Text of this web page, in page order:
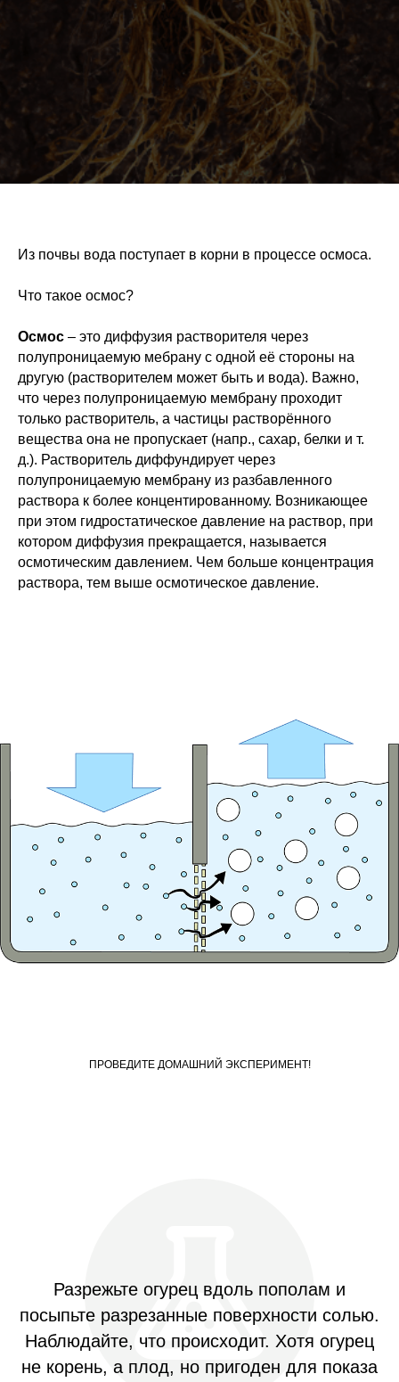
Из почвы вода поступает в корни в процессе осмоса.
Что такое осмос?
Осмос – это диффузия растворителя через
полупроницаемую мебрану с одной её стороны на
другую (растворителем может быть и вода). Важно,
что через полупроницаемую мембрану проходит
только растворитель, а частицы растворённого
вещества она не пропускает (напр., сахар, белки и т.
д.). Растворитель диффундирует через
полупроницаемую мембрану из разбавленного
раствора к более концентированному. Возникающее
при этом гидростатическое давление на раствор, при
котором диффузия прекращается, называется
осмотическим давлением. Чем больше концентрация
раствора, тем выше осмотическое давление.
ПРОВЕДИТЕ ДОМАШНИЙ ЭКСПЕРИМЕНТ!
Разрежьте огурец вдоль пополам и
посыпьте разрезанные поверхности солью.
Наблюдайте, что происходит. Хотя огурец
не корень, а плод, но пригоден для показа